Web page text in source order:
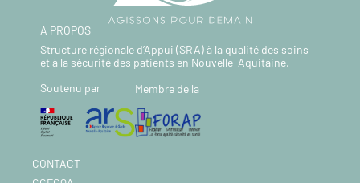
A PROPOS
Structure régionale d’Appui (SRA) à la qualité des soins
et à la sécurité des patients en Nouvelle-Aquitaine.
Soutenu par
Membre de la
CONTACT